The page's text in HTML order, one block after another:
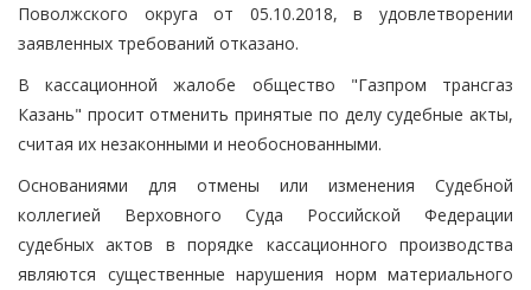
Поволжского округа от 05.10.2018, в удовлетворении
заявленных требований отказано.
В кассационной жалобе общество "Газпром трансгаз
Казань" просит отменить принятые по делу судебные акты,
считая их незаконными и необоснованными.
Основаниями для отмены или изменения Судебной
коллегией Верховного Суда Российской Федерации
судебных актов в порядке кассационного производства
являются существенные нарушения норм материального